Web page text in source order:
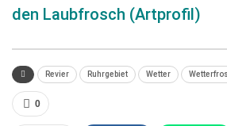
den Laubfrosch (Artprofil)
Revier Ruhrgebiet Wetter
0